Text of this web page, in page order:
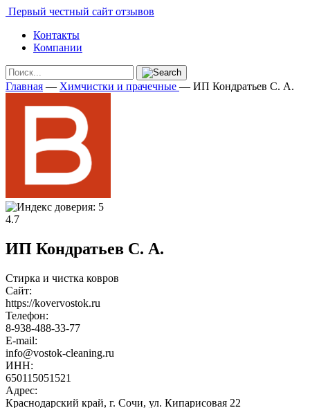
Первый честный сайт отзывов
Контакты
Компании
Главная — Химчистки и прачечные — ИП Кондратьев С. А.
4.7
ИП Кондратьев С. А.
Стирка и чистка ковров
Сайт:
https://kovervostok.ru
Телефон:
8-938-488-33-77
E-mail:
info@vostok-cleaning.ru
ИНН:
650115051521
Адрес:
Краснодарский край, г. Сочи, ул. Кипарисовая 22